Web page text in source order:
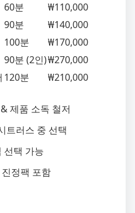
60분
₩110,000
90분
₩140,000
100분
₩170,000
90분 (2인)₩270,000
120분 ₩210,000
제품 소독 철저
트러스 중 선택
선택 가능
정팩 포함